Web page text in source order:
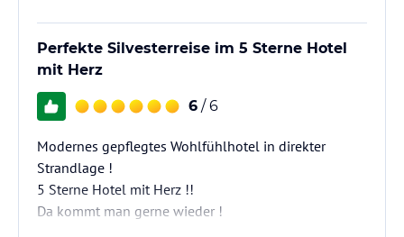
Perfekte Silvesterreise im 5 Sterne Hotel
mit Herz
6 / 6
Modernes gepflegtes Wohlfühlhotel in direkter
Strandlage !
5 Sterne Hotel mit Herz !!
Da kommt man gerne wieder !